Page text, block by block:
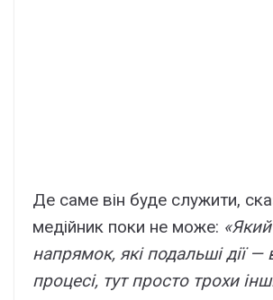
Де саме він буде служити,
медійник поки не може:
напрямок, які подальші дії —
процесі, тут просто трохи